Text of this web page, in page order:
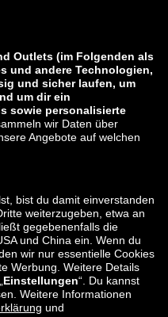
zalando-lounge.cz
zalando-lounge.sk
zalando-lounge.hr
zalando-lounge.ee
zalando-lounge.no